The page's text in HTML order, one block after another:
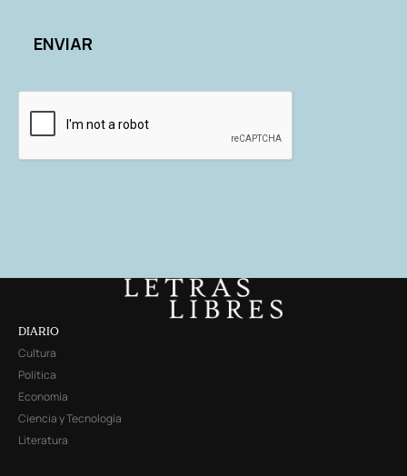
DIARIO
Cultura
Política
Economía
Ciencia y Tecnología
Literatura